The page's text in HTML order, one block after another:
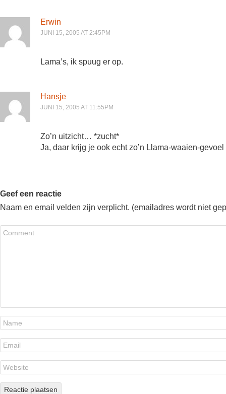
Erwin
JUNI 15, 2005 AT 2:45PM
Lama’s, ik spuug er op.
Hansje
JUNI 15, 2005 AT 11:55PM
Zo’n uitzicht… *zucht*
Ja, daar krijg je ook echt zo’n Llama-waaien-
Geef een reactie
Naam en email velden zijn verplicht. (emailadres wordt niet